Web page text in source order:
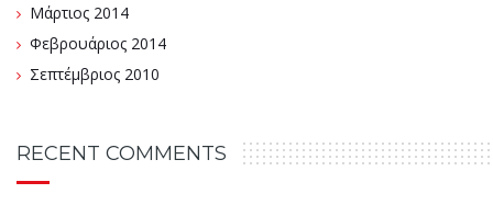
Μάρτιος 2014
Φεβρουάριος 2014
Σεπτέμβριος 2010
RECENT COMMENTS